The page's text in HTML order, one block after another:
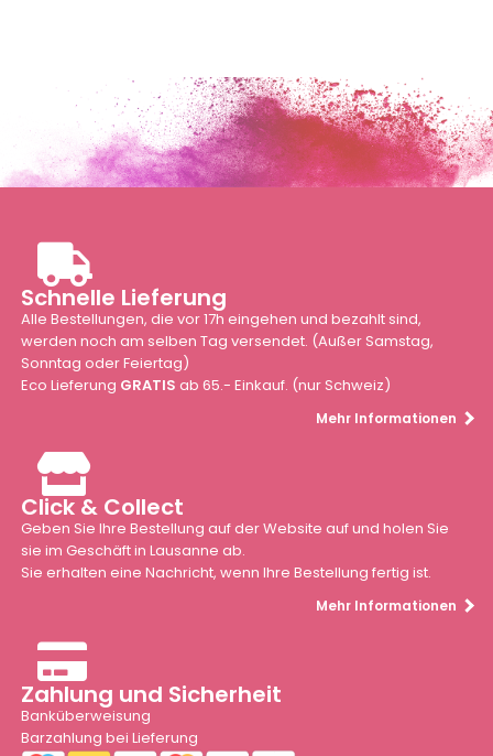
Schnelle Lieferung
Alle Bestellungen, die vor 17h eingehen und bezahlt sind,
werden noch am selben Tag versendet. (Außer Samstag,
Sonntag oder Feiertag)
Eco Lieferung GRATIS ab 65.- Einkauf. (nur Schweiz)
Mehr Informationen
Click & Collect
Geben Sie Ihre Bestellung auf der Website auf und holen Sie
sie im Geschäft in Lausanne ab.
Sie erhalten eine Nachricht, wenn Ihre Bestellung fertig ist.
Mehr Informationen
Zahlung und Sicherheit
Banküberweisung
Barzahlung bei Lieferung